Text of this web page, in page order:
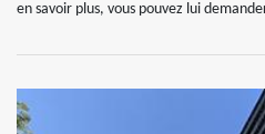
en savoir plus, vous pouvez lui